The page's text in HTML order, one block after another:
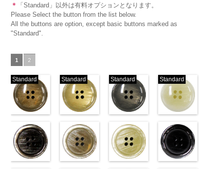
＊
「Standard」以外は有料オプションとなります。
Please Select the button from the list below.
All the buttons are option, except basic buttons marked as
"Standard".
1 2
(VT103-
G43/SN)
http://www.anys.co.jp/wp-
content/uploads/2013/04/vt103-
Standard
(VT103-
G40/SN)
http://www.anys.co.jp/wp-
content/uploads/2013/04/vt103-
Standard
(VT103-
G06/SN)
http://www.anys.co.jp/wp-
content/uploads/2013/04/vt103-
Standard
(VT103-
G01/SN)
http://
content/uploads/
Standard